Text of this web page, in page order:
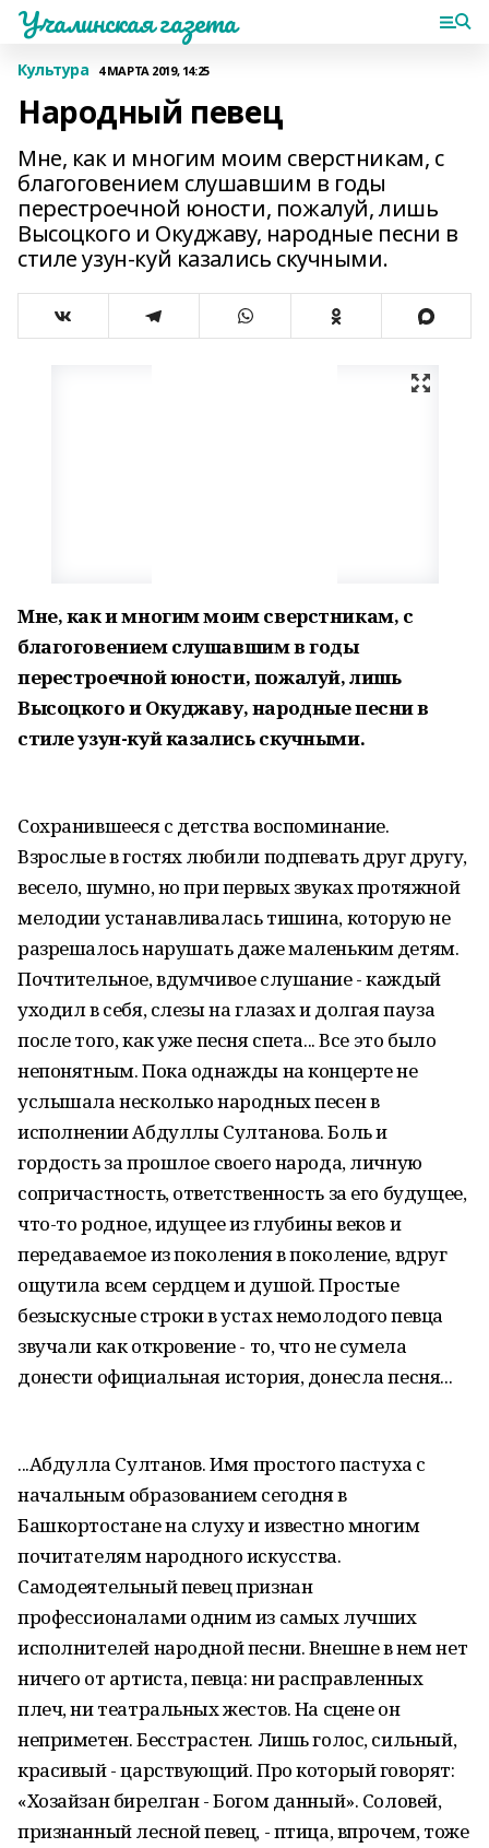
Учалинская газета
Культура 4 МАРТА 2019, 14:25
Народный певец
Мне, как и многим моим сверстникам, с
благоговением слушавшим в годы
перестроечной юности, пожалуй, лишь
Высоцкого и Окуджаву, народные песни в
стиле узун-куй казались скучными.
Мне, как и многим моим сверстникам, с
благоговением слушавшим в годы
перестроечной юности, пожалуй, лишь
Высоцкого и Окуджаву, народные песни в
стиле узун-куй казались скучными.
Сохранившееся с детства воспоминание.
Взрослые в гостях любили подпевать друг другу,
весело, шумно, но при первых звуках протяжной
мелодии устанавливалась тишина, которую не
разрешалось нарушать даже маленьким детям.
Почтительное, вдумчивое слушание - каждый
уходил в себя, слезы на глазах и долгая пауза
после того, как уже песня спета... Все это было
непонятным. Пока однажды на концерте не
услышала несколько народных песен в
исполнении Абдуллы Султанова. Боль и
гордость за прошлое своего народа, личную
сопричастность, ответственность за его будущее,
что-то родное, идущее из глубины веков и
передаваемое из поколения в поколение, вдруг
ощутила всем сердцем и душой. Простые
безыскусные строки в устах немолодого певца
звучали как откровение - то, что не сумела
донести официальная история, донесла песня...
...Абдулла Султанов. Имя простого пастуха с
начальным образованием сегодня в
Башкортостане на слуху и известно многим
почитателям народного искусства.
Самодеятельный певец признан
профессионалами одним из самых лучших
исполнителей народной песни. Внешне в нем нет
ничего от артиста, певца: ни расправленных
плеч, ни театральных жестов. На сцене он
неприметен. Бесстрастен. Лишь голос, сильный,
красивый - царствующий. Про который говорят:
«Хозайзан бирелган - Богом данный». Соловей,
признанный лесной певец, - птица, впрочем, тоже